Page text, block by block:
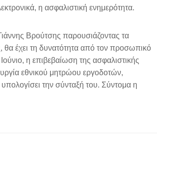
η ασφαλιστική ενημερότητα.
Βρούτσης παρουσιάζοντας τα
θα έχει τη δυνατότητα από τον προσωπικό
η επιβεβαίωση της ασφαλιστικής
εθνικού μητρώου εργοδοτών,
την σύνταξή του. Σύντομα η